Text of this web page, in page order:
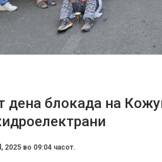
дена блокада на
2025 во 09:04 часот.